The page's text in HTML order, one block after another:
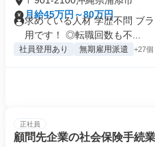
月給45万円～80万円
求めている人材 学歴不問 ブ
用です！ ◎転職回数も不...
社員登用あり 無期雇用派遣 +27個
正社員
顧問先企業の社会保険手続